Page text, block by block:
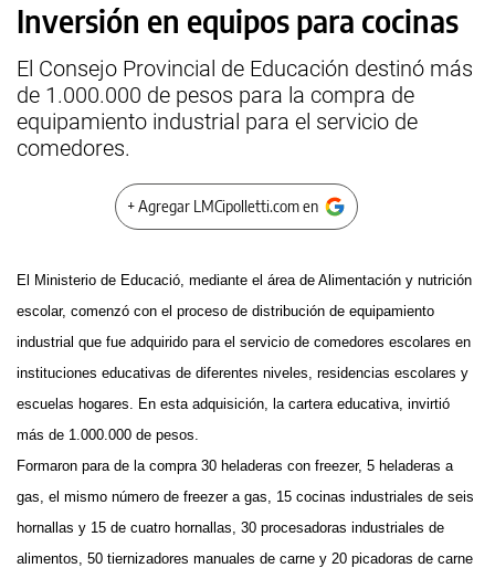
Inversión en equipos para cocinas
El Consejo Provincial de Educación destinó más
de 1.000.000 de pesos para la compra de
equipamiento industrial para el servicio de
comedores.
+ Agregar LMCipolletti.com en
El Ministerio de Educació, mediante el área de Alimentación y nutrición
escolar, comenzó con el proceso de distribución de equipamiento
industrial que fue adquirido para el servicio de comedores escolares en
instituciones educativas de diferentes niveles, residencias escolares y
escuelas hogares. En esta adquisición, la cartera educativa, invirtió
más de 1.000.000 de pesos.
Formaron para de la compra 30 heladeras con freezer, 5 heladeras a
gas, el mismo número de freezer a gas, 15 cocinas industriales de seis
hornallas y 15 de cuatro hornallas, 30 procesadoras industriales de
alimentos, 50 tiernizadores manuales de carne y 20 picadoras de carne